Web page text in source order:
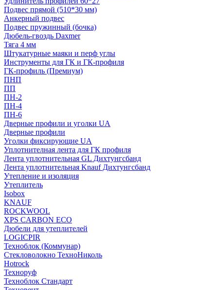
Подвес прямой (510*30 мм)
Анкерный подвес
Подвес пружинный (бочка)
Дюбель-гвоздь Daxmer
Тяга 4 мм
Штукатурные маяки и перф углы
Инструменты для ГК и ГК-профиля
ГК-профиль (Премиум)
ПНП
ПП
ПН-2
ПН-4
ПН-6
Дверные профили и уголки UA
Дверные профили
Уголки фиксирующие UA
Уплотнителная лента для ГК профиля
Лента уплотнительная GL Дихтунгсбанд
Лента уплотнительная Knauf Дихтунгсбанд
Утепление и изоляция
Утеплитель
Isobox
KNAUF
ROCKWOOL
XPS CARBON ECO
Дюбели для утеплителей
LOGICPIR
Техноблок (Коммунар)
Стекловолокно ТехноНиколь
Hotrock
Технoруф
Техноблок Стандарт